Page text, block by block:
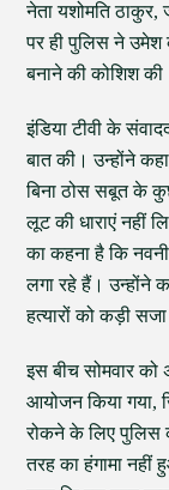
नेता यशोमति ठाकुर,
पर ही पुलिस ने उमेश
बनाने की कोशिश
इंडिया टीवी के
बात की। उन्होंने
बिना ठोस सबूत के
लूट की धाराएं नहीं
का कहना है कि
लगा रहे हैं। उन्होंने
हत्यारों को कड़ी सजा
इस बीच सोमवार को
आयोजन किया गया,
रोकने के लिए पुलिस
तरह का हंगामा नहीं